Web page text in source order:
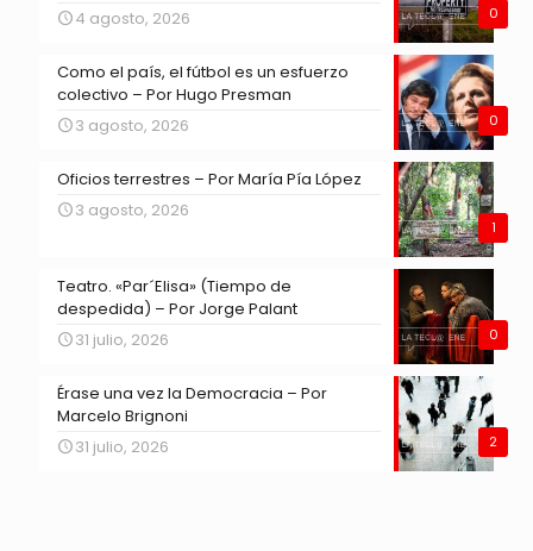
0
4 agosto, 2026
0
Como el país, el fútbol es un esfuerzo
colectivo – Por Hugo Presman
3 agosto, 2026
1
Oficios terrestres – Por María Pía López
3 agosto, 2026
0
Teatro. «Par´Elisa» (Tiempo de
despedida) – Por Jorge Palant
31 julio, 2026
2
Érase una vez la Democracia – Por
Marcelo Brignoni
31 julio, 2026